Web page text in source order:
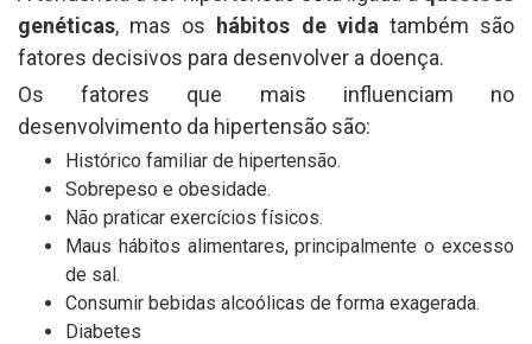
genéticas, mas os hábitos de vida também são
fatores decisivos para desenvolver a doença.
Os fatores que mais influenciam no
desenvolvimento da hipertensão são:
Histórico familiar de hipertensão.
Sobrepeso e obesidade.
Não praticar exercícios físicos.
Maus hábitos alimentares, principalmente o excesso
de sal.
Consumir bebidas alcoólicas de forma exagerada.
Diabetes